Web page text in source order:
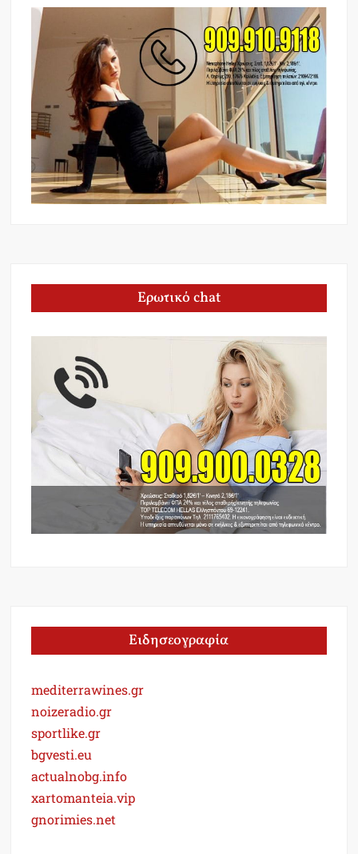
Ερωτικό chat
Ειδησεογραφία
mediterrawines.gr
noizeradio.gr
sportlike.gr
bgvesti.eu
actualnobg.info
xartomanteia.vip
gnorimies.net